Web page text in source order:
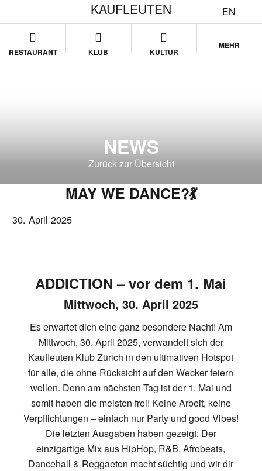
EN
KAUFLEUTEN
RESTAURANT KLUB KULTUR
MEHR
NEWS
Zurück zur Übersicht
MAY WE DANCE?💃
30. April 2025
ADDICTION – vor dem 1. Mai
Mittwoch, 30. April 2025
Es erwartet dich eine ganz besondere Nacht! Am
Mittwoch, 30. April 2025, verwandelt sich der
Kaufleuten Klub Zürich in den ultimativen Hotspot
für alle, die ohne Rücksicht auf den Wecker feiern
wollen. Denn am nächsten Tag ist der 1. Mai und
somit haben die meisten frei! Keine Arbeit, keine
Verpflichtungen – einfach nur Party und good Vibes!
Die letzten Ausgaben haben gezeigt: Der
einzigartige Mix aus HipHop, R&B, Afrobeats,
Dancehall & Reggaeton macht süchtig und wir dir